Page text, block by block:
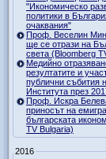
"Икономическо
политики в
очаквания"
Проф. Веселин
ще се отрази на
света (Bloomberg
Медийно
резултатите и
публични събития
Института през
Проф. Искра
приносът на
българската
TV Bulgaria)
2016